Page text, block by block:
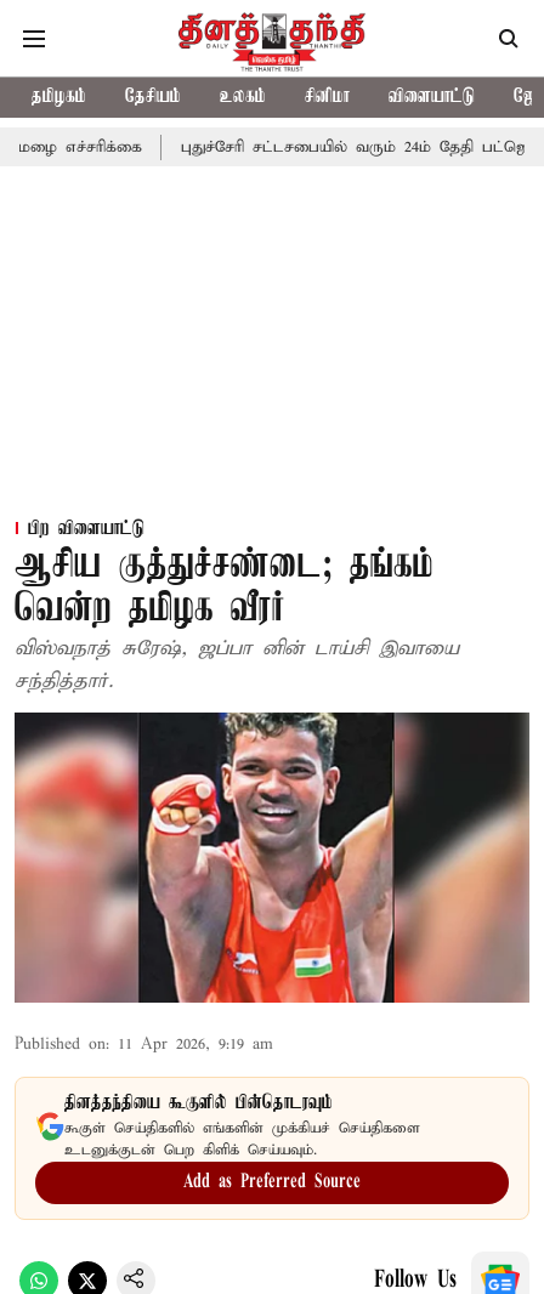
தமிழகம் தேசியம் உலகம் சினிமா விளையாட்டு
புதுச்சேரி சட்டசபையில் வரும் 24ம் தேதி பட்ஜெட் தாக்கல்
பிற விளையாட்டு
ஆசிய குத்துச்சண்டை; தங்கம்
வென்ற தமிழக வீரர்
விஸ்வநாத் சுரேஷ், ஜப்பா னின் டாய்சி இவாயை
சந்தித்தார்.
Published on: 11 Apr 2026, 9:19 am
தினத்தந்தியை கூகுளில் பின்தொடரவும்
கூகுள் செய்திகளில் எங்களின் முக்கியச் செய்திகளை
உடனுக்குடன் பெற கிளிக் செய்யவும்.
Add as Preferred Source
Follow Us